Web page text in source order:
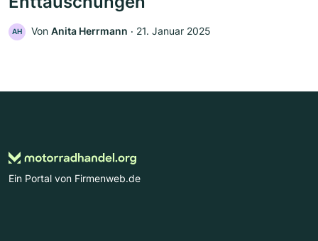
AH Von Anita Herrmann ‧ 21. Januar 2025
Ein Portal von Firmenweb.de